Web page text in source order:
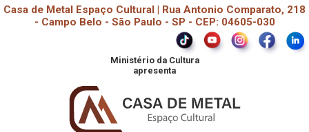
Casa de Metal Espaço Cultural | Rua Antonio Comparato, 218
- Campo Belo - São Paulo - SP - CEP: 04605-030
Ministério da Cultura
apresenta